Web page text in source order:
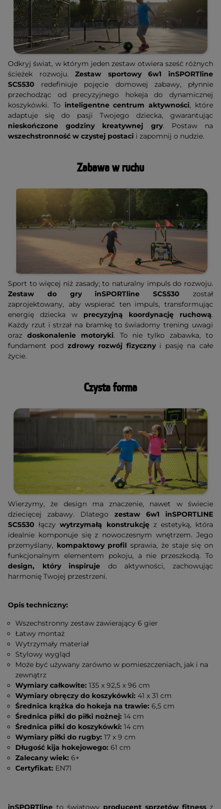
Odkryj świat, w którym jeden zestaw otwiera sześć różnych
ścieżek rozwoju.Zestaw sportowy 6w1
inSPORTline
SCS530 redefiniuje pojęcie domowej zabawy, płynnie
przechodząc od precyzyjnego hokeja do dynamicznej
koszykówki. To inteligentne centrum aktywności, które
adaptuje się do pasji Twojego dziecka, gwarantując
nieskończone godziny kreatywnej gry. Postaw na
wszechstronność w czystej postaci i zapomnij o nudzie.
Zabawa w ruchu
Sport to więcej niż zasady; to naturalny impuls do rozwoju.
Zestaw do gry inSPORTline SCS530 został
zaprojektowany, aby wspierać ten impuls, transformując
energię dziecka w precyzyjną koordynację ruchową.
Każdy rzut i strzał na bramkę to świadomy trening uwagi
oraz doskonalenie motoryki. To nie tylko zabawka, to
fundament pod zdrowy rozwój fizycznyi pasję na całe
życie.
Czysta forma
Wierzymy, że design ma znaczenie, nawet w świecie
dziecięcej zabawy. Dlatego zestaw 6w1 inSPORTLINE
SCS530 łączywytrzymałą konstrukcjęz estetyką, która
idealnie komponuje się z nowoczesnym wnętrzem. Jego
przemyślany, kompaktowy profil sprawia, że staje się on
funkcjonalnym elementem pokoju, a nie przeszkodą. To
design, który inspiruje do aktywności, zachowując
harmonię Twojej przestrzeni.
Opis techniczny:
Wszechstronny zestaw zawierający 6 gier
Łatwy montaż
Wytrzymały materiał
Stylowy wygląd
Może być używany zarówno w pomieszczeniach, jak i na
zewnątrz
Wymiary całkowite: 135 x 92,5 x 96 cm
Wymiary obręczy do koszykówki: 41 x 31 cm
Średnica krążka do hokeja na trawie: 6,5 cm
Średnica piłki do piłki nożnej: 14 cm
Średnica piłki do koszykówki: 14 cm
Wymiary piłki do rugby: 17 x 9 cm
Długość kija hokejowego: 61 cm
Zalecany wiek: 6+
Certyfikat: EN71
inSPORTline to światowy producent sprzętów fitness z